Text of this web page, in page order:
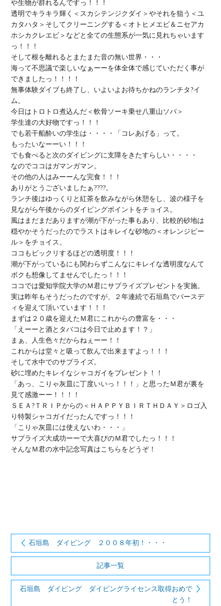
や生物が群れるんですっ！！！
透明でキラキラ輝く＜スカシテンジクダイ＞やそれを狙う＜ユ
カタハタ＞そしてクリーニングする＜オトヒメエビ＆ニセアカ
ホシカクレエビ＞などと全ての生態系が一気に見れちゃいます
っ！！！
そして根を離れるとまたまた音の無い世界・・・
海って不思議で楽しいなぁーーを体全体で感じていただく事が
できましたっ！！！！
無事体験ダイブも終了し、いよいよお待ちかねのランチタ?イ
ム。
今日はトロトロ煮込んだ＜軟骨ソーキ乗せ八重山ソバ＞
学生達の大好物ですっ！！！
でも若干船酔いの学生は・・・・「コレあげる」って。
もったいなーーい！！！
でも食べると次のダイビングに支障をきたすらしい・・・・
なのでココはガマンガマン。
その他の人はみーーんな完食！！！
ありがとうございましたぁ????。
ランチ後はゆっくりと紅茶を飲みながら休憩をし、波の様子を
見ながら午後からのダイビングポイントをチョイス。
風はまだまだありますが潮が下がった事もあり、比較的砂地は
穏やかそうだったのでラストはキレイな砂地の＜オレンジピー
ル＞をチョイス。
ココもビックリするほどの透明度！！！
潮が下がっているにも関わらずこんなにキレイな透明度なんて
ボクも想像してませんでしたっ！！！
ココでは愛知学院大学のＭ君にサプライズプレゼントを実施。
実は昨年もそうだったのですが、２年連続で石垣島でバースデ
ィを迎えて頂いています！！！
まずは２０歳を迎えたＭ君にこれからの豊富を・・・
「えーーと酒とタバコは今日で止めます！？」
まぁ、人生色々だからねぇーー！！
これからは堂々と吸って飲んで出来ますよっ！！！
そして水中でのサプライズ。
砂に埋めたキレイなシャコガイをプレゼント！！
「あっ、こりゃ灰皿に丁度いいっ！！！」と思ったＭ君が裏を
見て感激ーー！！！！
ＳＥＡ?ＴＲＩＰからの＜ＨＡＰＰＹＢＩＲＴＨＤＡＹ＞ロゴ入
り特製シャコガイだったんですっ！！！
「こりゃ灰皿には使えないわ・・・」
サプライズ大成功ーーで大喜びのＭ君でしたっ！！！
そんなＭ君の水中記念写真はこちらをどうぞ！
石垣島 ダイビング ２００８年初！・・・
記事一覧
石垣島 ダイビング ダイビングライセンス取得おめで
とう！